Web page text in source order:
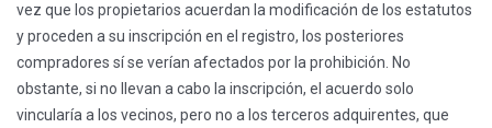
vez que los propietarios acuerdan la modificación de los estatutos
y proceden a su inscripción en el registro, los posteriores
compradores sí se verían afectados por la prohibición. No
obstante, si no llevan a cabo la inscripción, el acuerdo solo
vincularía a los vecinos, pero no a los terceros adquirentes, que